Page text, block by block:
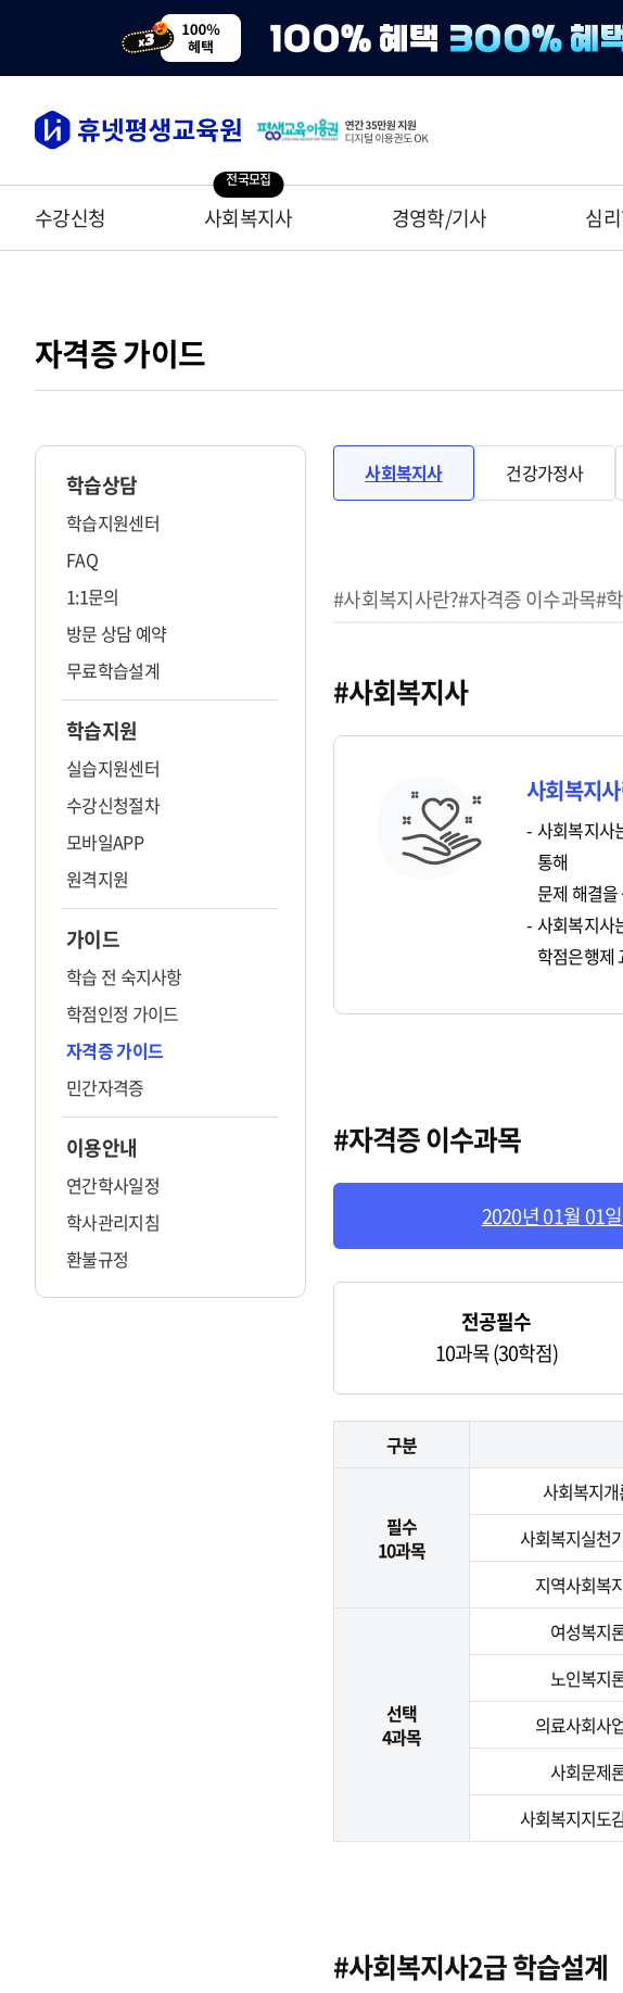
수강신청
전국모집
사회복지사 경영학/기사 심
자격증 가이드
학습상담
학습지원센터
FAQ
1:1문의
방문 상담 예약
무료학습설계
학습지원
실습지원센터
수강신청절차
모바일APP
원격지원
가이드
학습 전 숙지사항
학점인정 가이드
자격증 가이드
민간자격증
이용안내
연간학사일정
학사관리지침
환불규정
사회복지사 건강가정사
사회복지사
#사회복지사란?#자격증 이수과목#
#사회복지사
사회복지
사회복지사
통해
문제 해결
사회복지사
학점은행제
#자격증 이수과목
2020년 01월 01
2020년 01월 01일 이후 학
전공필수
10과목 (30학점)
구분
필수
10과목
사회복지개
사회복지실천
지역사회복
선택
4과목
여성복지
노인복지
의료사회사
사회문제
사회복지지도
#사회복지사2급 학습설계